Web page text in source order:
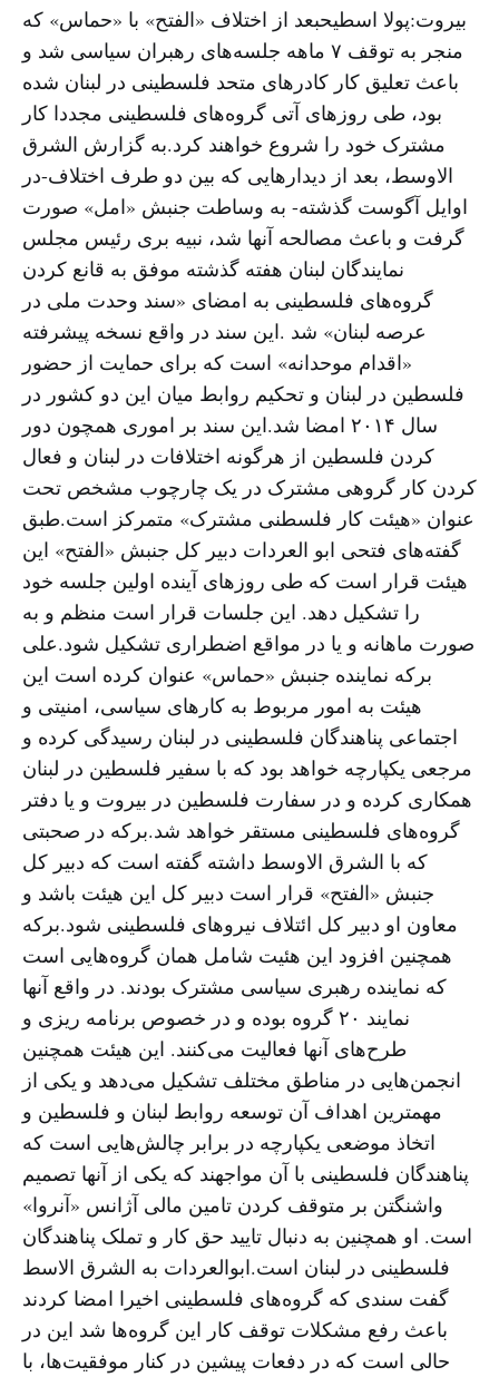
بیروت:پولا اسطیحبعد از اختلاف «الفتح» با «حماس» که
منجر به توقف ۷ ماهه جلسه‌های رهبران سیاسی شد و
باعث تعلیق کار کادرهای متحد فلسطینی در لبنان شده
بود، طی روزهای آتی گروه‌های فلسطینی مجددا کار
مشترک خود را شروع خواهند کرد.به گزارش الشرق
الاوسط، بعد از دیدارهایی که بین دو طرف اختلاف-در
اوایل آگوست گذشته- به وساطت جنبش «امل» صورت
گرفت و باعث مصالحه آنها شد، نبیه بری رئیس مجلس
نمایندگان لبنان هفته گذشته موفق به قانع کردن
گروه‌های فلسطینی به امضای «سند وحدت ملی در
عرصه لبنان» شد .این سند در واقع نسخه پیشرفته
«اقدام موحدانه» است که برای حمایت از حضور
فلسطین در لبنان و تحکیم روابط میان این دو کشور در
سال ۲۰۱۴ امضا شد.این سند بر اموری همچون دور
کردن فلسطین از هرگونه اختلافات در لبنان و فعال
کردن کار گروهی مشترک در یک چارچوب مشخص تحت
عنوان «هیئت کار فلسطنی مشترک» متمرکز است.طبق
گفته‌های فتحی ابو العردات دبیر کل جنبش «الفتح» این
هیئت قرار است که طی روزهای آینده اولین جلسه خود
را تشکیل دهد. این جلسات قرار است منظم و به
صورت ماهانه و یا در مواقع اضطراری تشکیل شود.علی
برکه نماینده جنبش «حماس» عنوان کرده است این
هیئت به امور مربوط به کارهای سیاسی، امنیتی و
اجتماعی پناهندگان فلسطینی در لبنان رسیدگی کرده و
مرجعی یکپارچه خواهد بود که با سفیر فلسطین در لبنان
همکاری کرده و در سفارت فلسطین در بیروت و یا دفتر
گروه‌های فلسطینی مستقر خواهد شد.برکه در صحبتی
که با الشرق الاوسط داشته گفته است که دبیر کل
جنبش «الفتح» قرار است دبیر کل این هیئت باشد و
معاون او دبیر کل ائتلاف نیروهای فلسطینی شود.برکه
همچنین افزود این هئیت شامل همان گروه‌هایی است
که نماینده رهبری سیاسی مشترک بودند. در واقع آنها
نمایند ۲۰ گروه بوده و در خصوص برنامه ریزی و
طرح‌های آنها فعالیت می‌‌کنند. این هیئت همچنین
انجمن‌هایی در مناطق مختلف تشکیل می‌دهد و یکی از
مهمترین اهداف آن توسعه روابط لبنان و فلسطین و
اتخاذ موضعی یکپارچه در برابر چالش‌هایی است که
پناهندگان فلسطینی با آن مواجهند که یکی از آنها تصمیم
واشنگتن بر متوقف کردن تامین مالی آژانس «آنروا»
است. او همچنین به دنبال تایید حق کار و تملک پناهندگان
فلسطینی در لبنان است.ابوالعردات به الشرق الاسط
گفت سندی که گروه‌های فلسطینی اخیرا امضا کردند
باعث رفع مشکلات توقف کار این گروه‌ها شد این در
حالی است که در دفعات پیشین در کنار موفقیت‌ها، با